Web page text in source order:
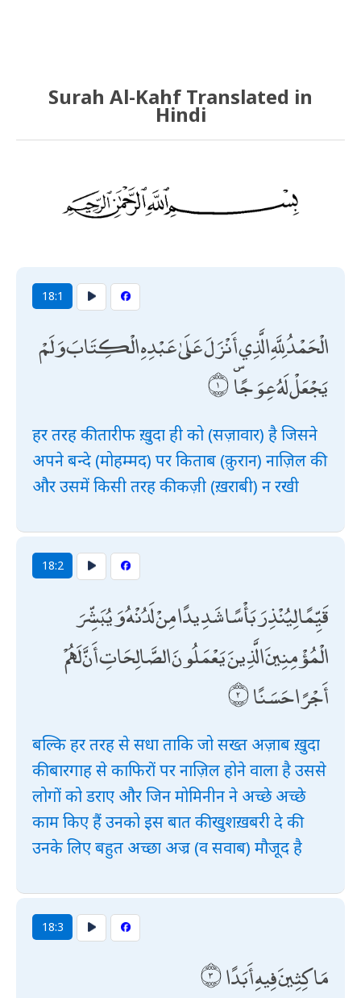
Surah Al-Kahf Translated in
Hindi
18:1
الْحَمْدُ لِلَّهِ الَّذِي أَنْزَلَ عَلَىٰ عَبْدِهِ الْكِتَابَ وَلَمْ
يَجْعَلْ لَهُ عِوَجًا ۜ
हर तरह की तारीफ ख़ुदा ही को (सज़ावार) है जिसने
अपने बन्दे (मोहम्मद) पर किताब (क़ुरान) नाज़िल की
और उसमें किसी तरह की कज़ी (ख़राबी) न रखी
18:2
قَيِّمًا لِيُنْذِرَ بَأْسًا شَدِيدًا مِنْ لَدُنْهُ وَيُبَشِّرَ
الْمُؤْمِنِينَ الَّذِينَ يَعْمَلُونَ الصَّالِحَاتِ أَنَّ لَهُمْ
أَجْرًا حَسَنًا
बल्कि हर तरह से सधा ताकि जो सख्त अज़ाब ख़ुदा
की बारगाह से काफिरों पर नाज़िल होने वाला है उससे
लोगों को डराए और जिन मोमिनीन ने अच्छे अच्छे
काम किए हैं उनको इस बात की खुशख़बरी दे की
उनके लिए बहुत अच्छा अज्र (व सवाब) मौजूद है
18:3
مَاكِثِينَ فِيهِ أَبَدًا